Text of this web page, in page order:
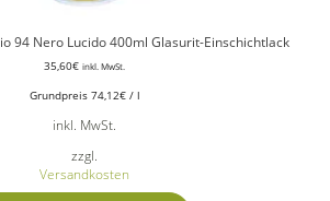
94 Nero Lucido 400ml Glasurit-Einschichtlack
35,60€ inkl. MwSt.
Grundpreis 74,12€/ l
inkl. MwSt.
zzgl.
Versandkosten